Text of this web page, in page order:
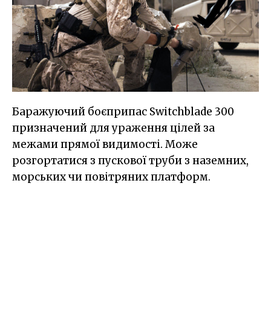
Баражуючий боєприпас Switchblade 300
призначений для ураження цілей за
межами прямої видимості. Може
розгортатися з пускової труби з наземних,
морських чи повітряних платформ.